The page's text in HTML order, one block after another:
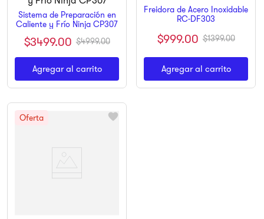
Sistema de Preparación en
Caliente y Frío Ninja CP307
$3499.00 $4999.00
Agregar al carrito
Freidora de Acero Inoxidable
RC-DF303
$999.00 $1399.00
Agregar al carrito